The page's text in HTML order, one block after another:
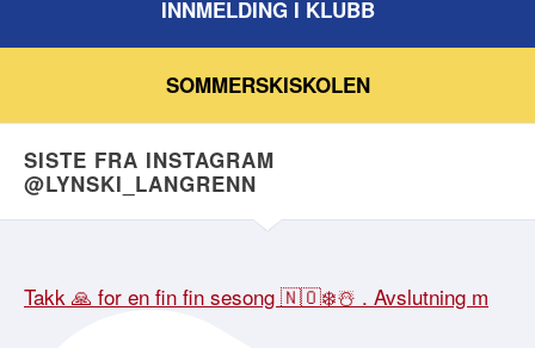
INNMELDING I KLUBB
SOMMERSKISKOLEN
SISTE FRA INSTAGRAM
@LYNSKI_LANGRENN
Takk 🙏 for en fin fin sesong 🇳🇴❄️☃️ . Avslutning m